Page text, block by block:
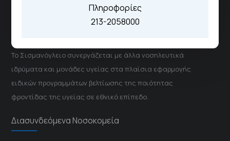
Πληροφορίες
213-2058000
Το Σισμανόγλειο συνεργάζεται με άλλα νοσηλευτικά
ιδρύματα και μονάδες υγείας στα πλαίσια εφαρμογής
ειδικών προγραμμάτων βελτίωσης της ποιότητας
φροντίδας της υγείας σε εθνικό επίπεδο.
Διασυνδεόμενα Νοσοκομεία